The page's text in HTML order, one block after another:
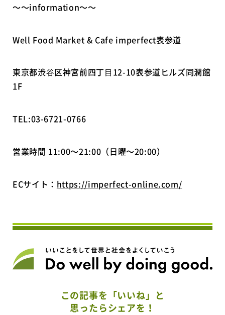
〜〜information〜〜
Well Food Market & Cafe imperfect表参道
東京都渋⾕区神宮前四丁⽬12-10表参道ヒルズ同潤館
1F
TEL:03-6721-0766
営業時間 11:00～21:00（日曜～20:00）
ECサイト： https://imperfect-online.com/
この記事を「いいね」と
思ったらシェアを！